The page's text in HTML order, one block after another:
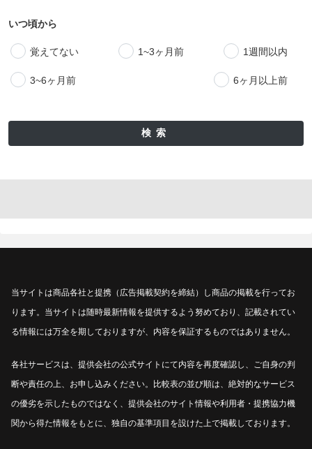
いつ頃から
覚えてない 1~3ヶ月前 1週間以内
3~6ヶ月前 6ヶ月以上前
検索
当サイトは商品各社と提携（広告掲載契約を締結）し商品の掲載を行ってお
ります。当サイトは随時最新情報を提供するよう努めており、記載されてい
る情報には万全を期しておりますが、内容を保証するものではありません。
各社サービスは、提供会社の公式サイトにて内容を再度確認し、ご自身の判
断や責任の上、お申し込みください。比較表の並び順は、絶対的なサービス
の優劣を示したものではなく、提供会社のサイト情報や利用者・提携協力機
関から得た情報をもとに、独自の基準項目を設けた上で掲載しております。